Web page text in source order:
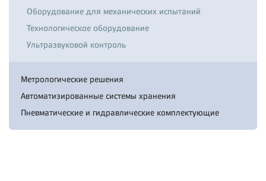
Оборудование для механических испытаний
Технологическое оборудование
Ультразвуковой контроль
Метрологические решения
Автоматизированные системы хранения
Пневматические и гидравлические комплектующие